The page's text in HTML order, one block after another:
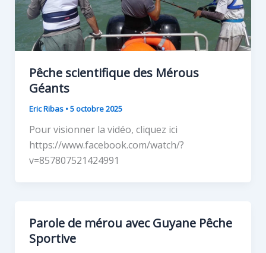
Pêche scientifique des Mérous
Géants
Eric Ribas •5 octobre 2025
Pour visionner la vidéo, cliquez ici
https://www.facebook.com/watch/?
v=857807521424991
Parole de mérou avec Guyane Pêche
Sportive